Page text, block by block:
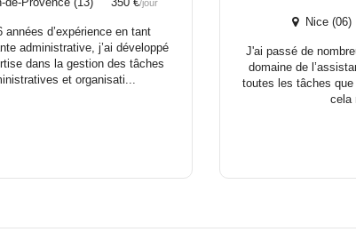
/jour
années d’expérience en tant
administrative, j’ai développé
dans la gestion des tâches
et organisati...
Nice
J'ai passé de
domaine de
toutes les tâches
cela